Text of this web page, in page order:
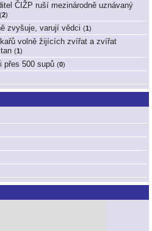
ČIŽP ruší mezinárodně uznávaný
(2)
zvyšuje, varují vědci (1)
volně žijících zvířat a zvířat
(1)
přes 500 supů (0)